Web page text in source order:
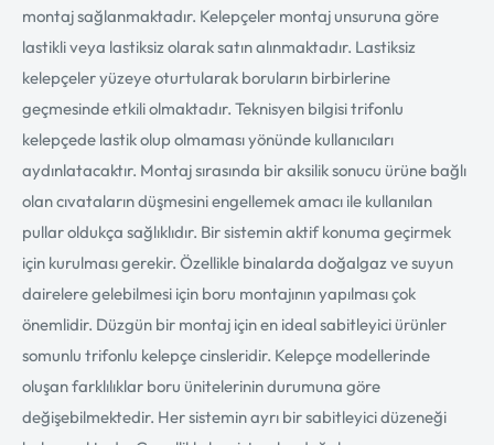
montaj sağlanmaktadır. Kelepçeler montaj unsuruna göre
lastikli veya lastiksiz olarak satın alınmaktadır. Lastiksiz
kelepçeler yüzeye oturtularak boruların birbirlerine
geçmesinde etkili olmaktadır. Teknisyen bilgisi trifonlu
kelepçede lastik olup olmaması yönünde kullanıcıları
aydınlatacaktır. Montaj sırasında bir aksilik sonucu ürüne bağlı
olan cıvataların düşmesini engellemek amacı ile kullanılan
pullar oldukça sağlıklıdır. Bir sistemin aktif konuma geçirmek
için kurulması gerekir. Özellikle binalarda doğalgaz ve suyun
dairelere gelebilmesi için boru montajının yapılması çok
önemlidir. Düzgün bir montaj için en ideal sabitleyici ürünler
somunlu trifonlu kelepçe cinsleridir. Kelepçe modellerinde
oluşan farklılıklar boru ünitelerinin durumuna göre
değişebilmektedir. Her sistemin ayrı bir sabitleyici düzeneği